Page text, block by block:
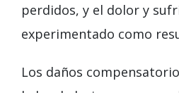
perdidos, y el dolor y
experimentado como
Los daños